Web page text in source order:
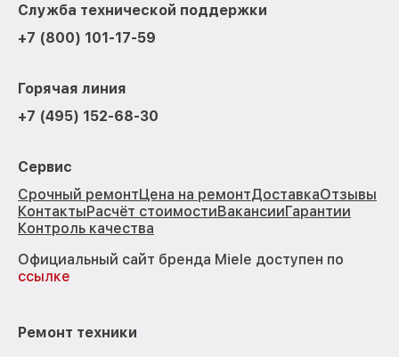
Служба технической поддержки
+7 (800) 101-17-59
Горячая линия
+7 (495) 152-68-30
Сервис
Срочный ремонтЦена на ремонтДоставкаОтзывы
КонтактыРасчёт стоимостиВакансииГарантии
Контроль качества
Официальный сайт бренда Miele доступен по
ссылке
Ремонт техники